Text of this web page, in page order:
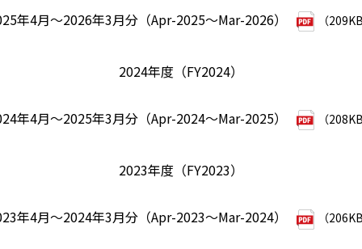
年4月～2026年3月分（Apr-2025～Mar-2026） （
2024年度（FY2024）
年4月～2025年3月分（Apr-2024～Mar-2025） （
2023年度（FY2023）
年4月～2024年3月分（Apr-2023～Mar-2024） （